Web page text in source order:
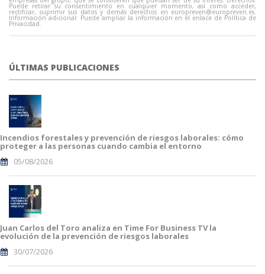
Puede retirar su consentimiento en cualquier momento, así como acceder,
rectificar, suprimir sus datos y demás derechos en europreven@europreven.es.
Información adicional: Puede ampliar la información en el enlace de Política de
Privacidad.
ÚLTIMAS PUBLICACIONES
Incendios forestales y prevención de riesgos laborales: cómo
proteger a las personas cuando cambia el entorno
05/08/2026
Juan Carlos del Toro analiza en Time For Business TV la
evolución de la prevención de riesgos laborales
30/07/2026